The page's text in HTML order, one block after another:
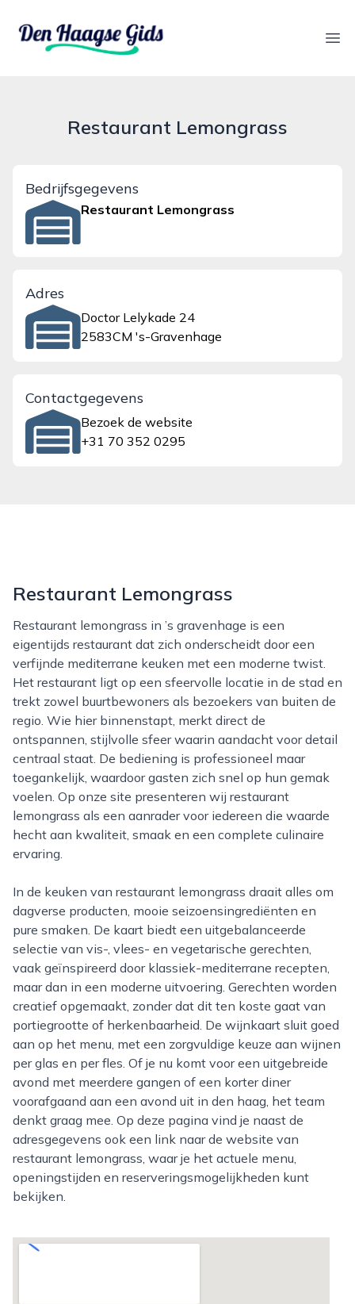
denhaagsegids.nl
Restaurant Lemongrass
Bedrijfsgegevens
Restaurant Lemongrass
Adres
Doctor Lelykade 24
2583CM 's-Gravenhage
Contactgegevens
Bezoek de website
+31 70 352 0295
Restaurant Lemongrass
Restaurant lemongrass in ’s gravenhage is een
eigentijds restaurant dat zich onderscheidt door een
verfijnde mediterrane keuken met een moderne twist.
Het restaurant ligt op een sfeervolle locatie in de stad en
trekt zowel buurtbewoners als bezoekers van buiten de
regio. Wie hier binnenstapt, merkt direct de
ontspannen, stijlvolle sfeer waarin aandacht voor detail
centraal staat. De bediening is professioneel maar
toegankelijk, waardoor gasten zich snel op hun gemak
voelen. Op onze site presenteren wij restaurant
lemongrass als een aanrader voor iedereen die waarde
hecht aan kwaliteit, smaak en een complete culinaire
ervaring.
In de keuken van restaurant lemongrass draait alles om
dagverse producten, mooie seizoensingrediënten en
pure smaken. De kaart biedt een uitgebalanceerde
selectie van vis-, vlees- en vegetarische gerechten,
vaak geïnspireerd door klassiek-mediterrane recepten,
maar dan in een moderne uitvoering. Gerechten worden
creatief opgemaakt, zonder dat dit ten koste gaat van
portiegrootte of herkenbaarheid. De wijnkaart sluit goed
aan op het menu, met een zorgvuldige keuze aan wijnen
per glas en per fles. Of je nu komt voor een uitgebreide
avond met meerdere gangen of een korter diner
voorafgaand aan een avond uit in den haag, het team
denkt graag mee. Op deze pagina vind je naast de
adresgegevens ook een link naar de website van
restaurant lemongrass, waar je het actuele menu,
openingstijden en reserveringsmogelijkheden kunt
bekijken.